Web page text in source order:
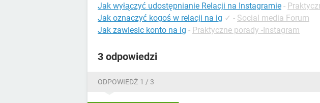
Jak wyłączyć udostępnianie Relacji na Instagramie -
Jak oznaczyć kogoś w relacji na ig ✓ - Social media Forum
Jak zawiesic konto na ig - Praktyczne porady -Instagram
3 odpowiedzi
ODPOWIEDŹ 1 / 3